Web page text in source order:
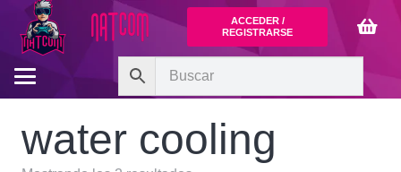
ACCEDER /
REGISTRARSE
water cooling